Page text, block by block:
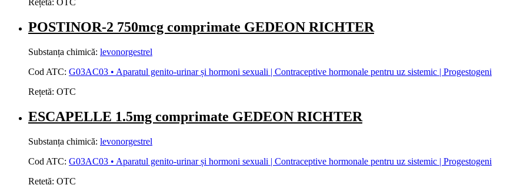
Rețetă: OTC
POSTINOR-2 750mcg comprimate GEDEON RICHTER
Substanța chimică: levonorgestrel
Cod ATC: G03AC03 • Aparatul genito-urinar și hormoni sexuali | Contraceptive hormonale pentru uz sistemic | Progestogeni
Rețetă: OTC
ESCAPELLE 1.5mg comprimate GEDEON RICHTER
Substanța chimică: levonorgestrel
Cod ATC: G03AC03 • Aparatul genito-urinar și hormoni sexuali | Contraceptive hormonale pentru uz sistemic | Progestogeni
Rețetă: OTC